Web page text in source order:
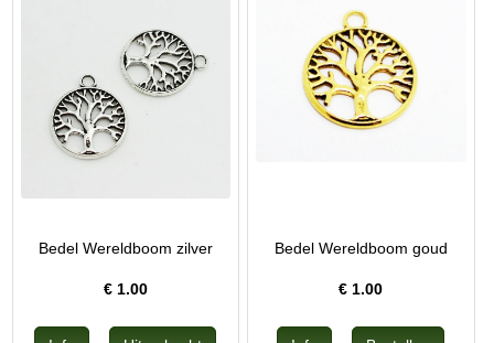
Bedel Wereldboom zilver
€ 1.00
Bedel Wereldboom goud
€1.00